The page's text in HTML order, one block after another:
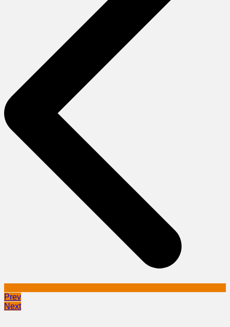
Prev
Next